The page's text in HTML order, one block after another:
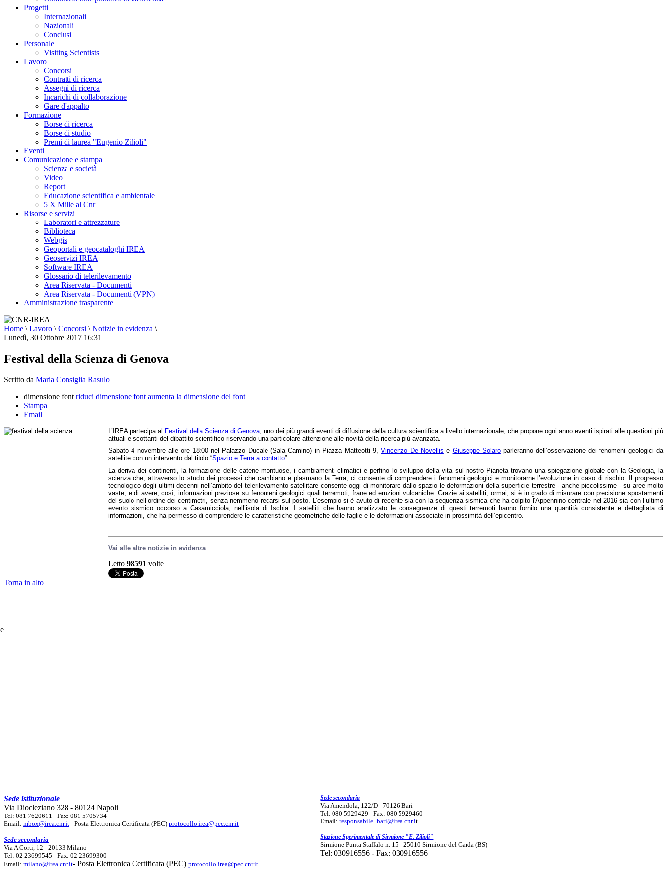
Progetti
Internazionali
Nazionali
Conclusi
Personale
Visiting Scientists
Lavoro
Concorsi
Contratti di ricerca
Assegni di ricerca
Incarichi di collaborazione
Gare d'appalto
Formazione
Borse di ricerca
Borse di studio
Premi di laurea "Eugenio Zilioli"
Eventi
Comunicazione e stampa
Scienza e società
Video
Report
Educazione scientifica e ambientale
5 X Mille al Cnr
Risorse e servizi
Laboratori e attrezzature
Biblioteca
Webgis
Geoportali e geocataloghi IREA
Geoservizi IREA
Software IREA
Glossario di telerilevamento
Area Riservata - Documenti
Area Riservata - Documenti (VPN)
Amministrazione trasparente
Home \ Lavoro \ Concorsi \ Notizie in evidenza \
Lunedì, 30 Ottobre 2017 16:31
Festival della Scienza di Genova
Scritto da Maria Consiglia Rasulo
dimensione font riduci dimensione font aumenta la dimensione del font
Stampa
Email
L’IREA partecipa al Festival della Scienza di Genova , uno dei più grandi eventi di diffusione della cultura scientifica a livello internazionale, che propone ogni anno eventi ispirati alle questioni più
attuali e scottanti del dibattito scientifico riservando una particolare attenzione alle novità della ricerca più avanzata.
Sabato 4 novembre alle ore 18:00 nel Palazzo Ducale (Sala Camino) in Piazza Matteotti 9,Vincenzo De Novellis e Giuseppe Solaroparleranno dell’osservazione dei fenomeni geologici da
satellite con un intervento dal titolo “Spazio e Terra a contatto”.
La deriva dei continenti, la formazione delle catene montuose, i cambiamenti climatici e perfino lo sviluppo della vita sul nostro Pianeta trovano una spiegazione globale con la Geologia, la
scienza che, attraverso lo studio dei processi che cambiano e plasmano la Terra, ci consente di comprendere i fenomeni geologici e monitorarne l’evoluzione in caso di rischio. Il progresso
tecnologico degli ultimi decenni nell’ambito del telerilevamento satellitare consente oggi di monitorare dallo spazio le deformazioni della superficie terrestre - anche piccolissime - su aree molto
vaste, e di avere, così, informazioni preziose su fenomeni geologici quali terremoti, frane ed eruzioni vulcaniche. Grazie ai satelliti, ormai, si è in grado di misurare con precisione spostamenti
del suolo nell’ordine dei centimetri, senza nemmeno recarsi sul posto. L’esempio si è avuto di recente sia con la sequenza sismica che ha colpito l’Appennino centrale nel 2016 sia con l’ultimo
evento sismico occorso a Casamicciola, nell’isola di Ischia. I satelliti che hanno analizzato le conseguenze di questi terremoti hanno fornito una quantità consistente e dettagliata di
informazioni, che ha permesso di comprendere le caratteristiche geometriche delle faglie e le deformazioni associate in prossimità dell’epicentro.
Vai alle altre notizie in evidenza
Letto 98591 volte
Torna in alto
Sede istituzionale
Via Diocleziano 328 - 80124 Napoli
Tel: 081 7620611 - Fax: 081 5705734
Email: mbox@irea.cnr.it - Posta Elettronica Certificata (PEC) protocollo.irea@pec.cnr.it
Sede secondaria
Via A Corti, 12 - 20133 Milano
Tel: 02 23699545 - Fax: 02 23699300
Email: milano@irea.cnr.it- Posta Elettronica Certificata (PEC) protocollo.irea@pec.cnr.it
Sede secondaria
Via Amendola, 122/D - 70126 Bari
Tel: 080 5929429 - Fax: 080 5929460
Email:responsabile_bari@irea.cnr.it
Stazione Sperimentale di Sirmione "E. Zilioli"
Sirmione Punta Staffalo n. 15 - 25010 Sirmione del Garda (BS)
Tel: 030916556 - Fax: 030916556